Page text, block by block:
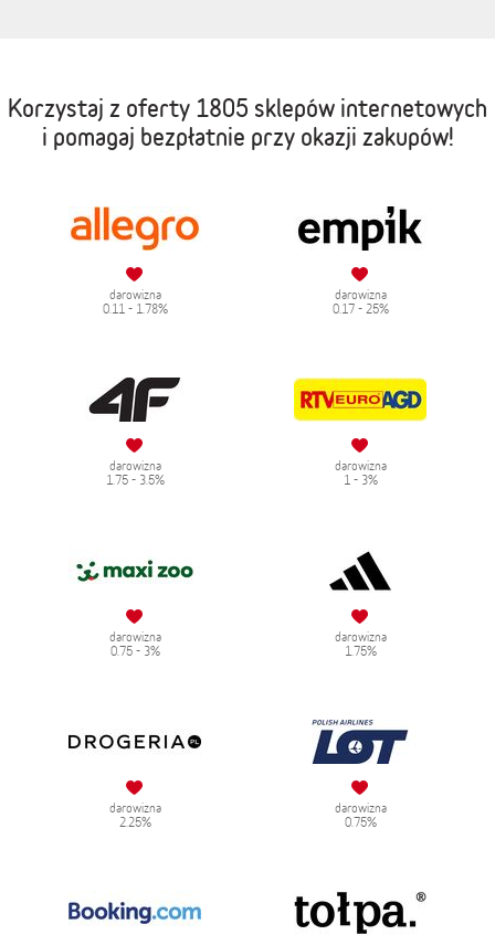
Korzystaj z oferty 1805 sklepów internetowych
i pomagaj bezpłatnie przy okazji zakupów!
darowizna
0.11 - 1.78%
darowizna
0.17 - 25%
darowizna
1.75 - 3.5%
darowizna
1 - 3%
darowizna
0.75 - 3%
darowizna
1.75%
darowizna
2.25%
darowizna
0.75%